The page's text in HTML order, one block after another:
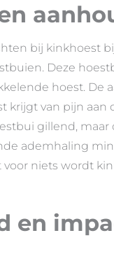
bij kinkhoest
Deze
hoest. De
krijgt van pijn
gillend,
ademhaling
niets wordt
en